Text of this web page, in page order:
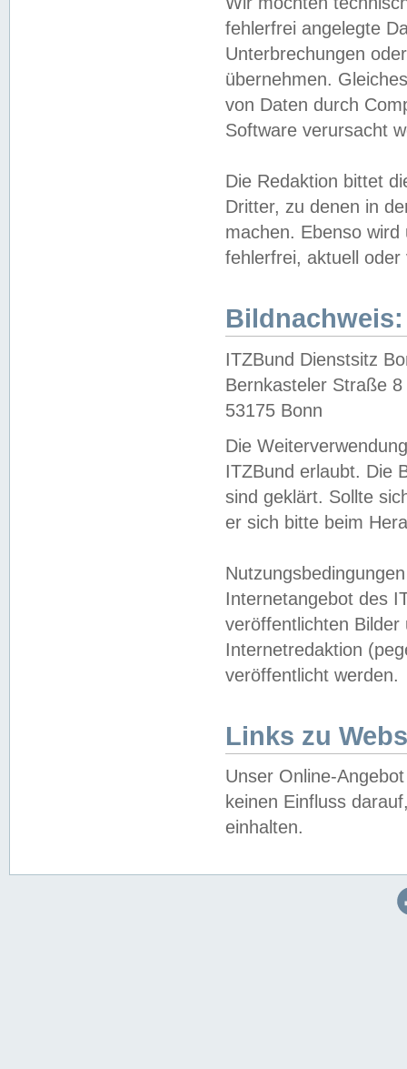
fehlerfrei angelegte
Unterbrechungen
übernehmen.
von Daten durch
Software verursacht
Die Redaktion bittet
Dritter, zu denen in
machen. Ebenso
fehlerfrei, aktuell oder
Bildnachweis:
ITZBund Dienstsitz
Bernkasteler Straße 8
53175 Bonn
Die
ITZBund erlaubt. Die
sind geklärt. Sollte
er sich bitte beim
Internetangebot des
veröffentlichten
Internetredaktion
veröffentlicht werden.
Links zu
Unser Online-
keinen Einfluss
einhalten.